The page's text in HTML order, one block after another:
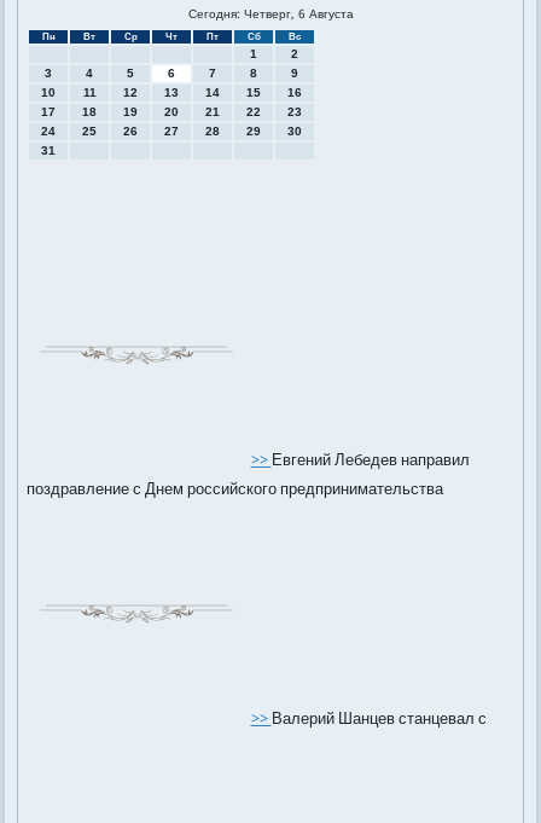
Сегодня: Четверг, 6 Августа
Пн Вт Ср Чт Пт Сб Вс
1
2
3
4 5 6 7 8
9
10
11 12 13 14 15
16
17
18 19 20 21 22
23
24
25 26 27 28 29
30
31
>>Евгений Лебедев направил
поздравление с Днем российского предпринимательства
>>Валерий Шанцев станцевал с